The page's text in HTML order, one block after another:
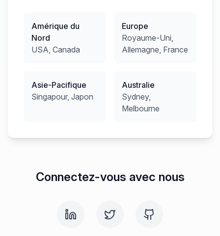
Amérique du
Nord
USA, Canada
Europe
Royaume-Uni,
Allemagne, France
Asie-Pacifique
Singapour, Japon
Australie
Sydney,
Melbourne
Connectez-vous avec nous